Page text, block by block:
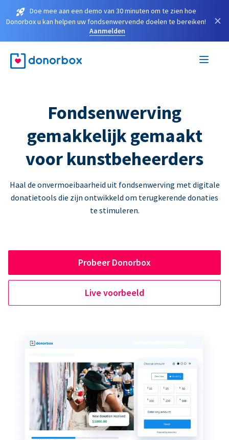
Doe mee aan een demo van 30 minuten om te zien hoe
Donorbox u kan helpen uw fondsenwervende doelen te bereiken!
Aanmelden
×
Fondsenwerving
gemakkelijk gemaakt
voor kunstbeheerders
Haal de onvermoeibaarheid uit fondsenwerving met digitale
donatietools die zijn ontwikkeld om terugkerende donaties
te stimuleren.
Probeer Donorbox
Live voorbeeld